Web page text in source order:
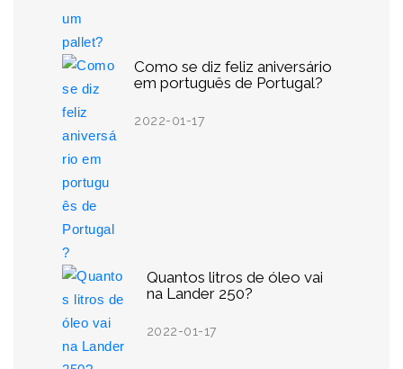
Como se diz feliz aniversário
em português de Portugal?
2022-01-17
Quantos litros de óleo vai
na Lander 250?
2022-01-17